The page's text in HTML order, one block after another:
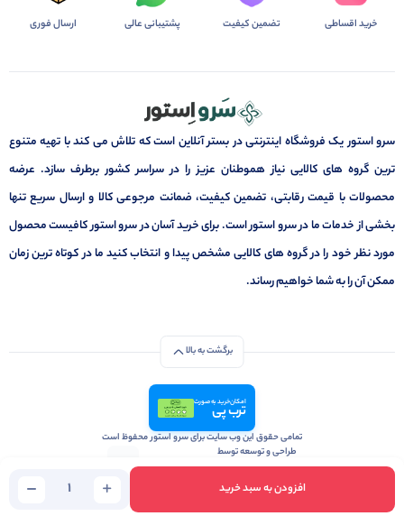
افزودن به سبد خرید
خرید اقساطی تضمین کیفیت پشتیبانی عالی ارسال فوری
سرو استور یک فروشگاه اینترنتی در بستر آنلاین است که تلاش می کند با تهیه متنوع
ترین گروه های کالایی نیاز هموطنان عزیز را در سراسر کشور برطرف سازد. عرضه
محصولات با قیمت رقابتی، تضمین کیفیت، ضمانت مرجوعی کالا و ارسال سریع تنها
بخشی از خدمات ما در سرو استور است. برای خرید آسان در سرو استور کافیست محصول
مورد نظر خود را در گروه های کالایی مشخص پیدا و انتخاب کنید ما در کوتاه ترین زمان
ممکن آن را به شما خواهیم رساند.
برگشت به بالا
امکان خرید به صورت
ترب پی
تمامی حقوق این وب سایت برای سرو استور محفوظ است
طراحی و توسعه توسط
آژانس تبلیغات و بازاریابی آنلاین زومینیکس